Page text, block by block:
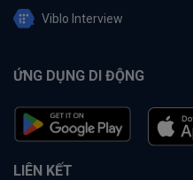
Viblo Interview
ỨNG DỤNG DI ĐỘNG
LIÊN KẾT